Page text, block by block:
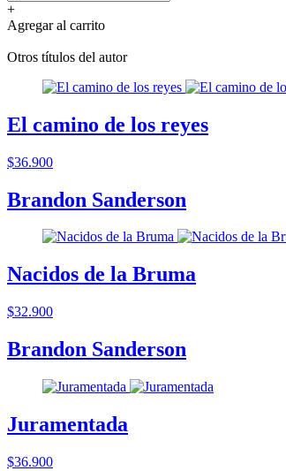
+
Agregar al carrito
Otros títulos del autor
El camino de los reyes
$36.900
Brandon Sanderson
Nacidos de la Bruma
$32.900
Brandon Sanderson
Juramentada
$36.900